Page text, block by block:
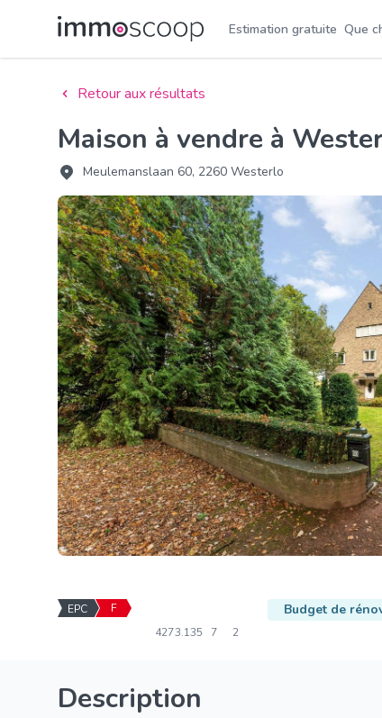
Estimation gratuite Que
Retour aux résultats
Maison à vendre à
Meulemanslaan 60, 2260 Westerlo
EPC F
4273.135 7 2
Budget de
Description